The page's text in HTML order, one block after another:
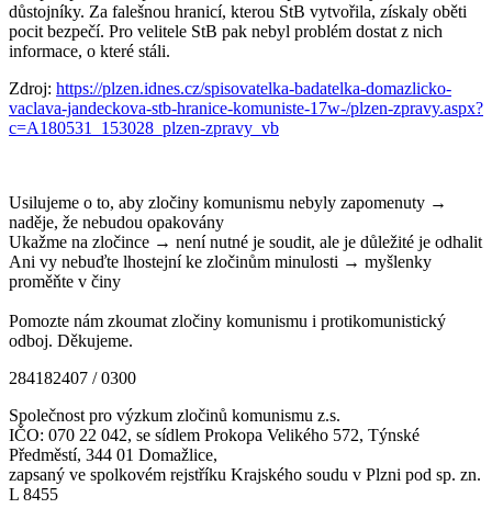
důstojníky. Za falešnou hranicí, kterou StB vytvořila, získaly oběti
pocit bezpečí. Pro velitele StB pak nebyl problém dostat z nich
informace, o které stáli.
Zdroj: https://plzen.idnes.cz/spisovatelka-badatelka-domazlicko-
vaclava-jandeckova-stb-hranice-komuniste-17w-/plzen-zpravy.aspx?
c=A180531_153028_plzen-zpravy_vb
Usilujeme o to, aby zločiny komunismu nebyly zapomenuty →
naděje, že nebudou opakovány
Ukažme na zločince → není nutné je soudit, ale je důležité je odhalit
Ani vy nebuďte lhostejní ke zločinům minulosti → myšlenky
proměňte v činy
Pomozte nám zkoumat zločiny komunismu i protikomunistický
odboj. Děkujeme.
284182407 / 0300
Společnost pro výzkum zločinů komunismu z.s.
IČO: 070 22 042, se sídlem Prokopa Velikého 572, Týnské
Předměstí, 344 01 Domažlice,
zapsaný ve spolkovém rejstříku Krajského soudu v Plzni pod sp. zn.
L 8455